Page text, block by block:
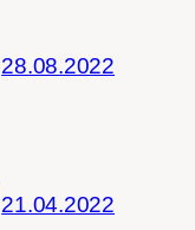
28.08.2022
21.04.2022